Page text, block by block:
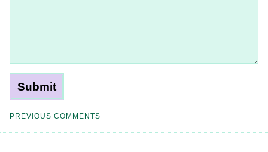
PREVIOUS COMMENTS